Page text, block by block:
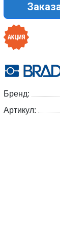
Бренд:
Артикул: